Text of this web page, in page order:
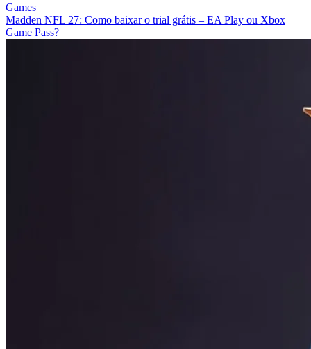
Games
Madden NFL 27: Como baixar o trial grátis – EA Play ou Xbox
Game Pass?